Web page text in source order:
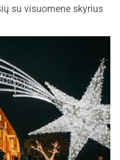
su visuomene skyrius